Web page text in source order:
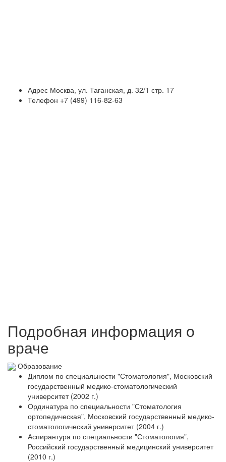
Адрес Москва, ул. Таганская, д. 32/1 стр. 17
Телефон +7 (499) 116-82-63
Подробная информация о
враче
Образование
Диплом по специальности "Стоматология", Московский
государственный медико-стоматологический
университет (2002 г.)
Ординатура по специальности "Стоматология
ортопедическая", Московский государственный медико-
стоматологический университет (2004 г.)
Аспирантура по специальности "Стоматология",
Российский государственный медицинский университет
(2010 г.)